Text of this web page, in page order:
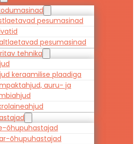
pesumasinad
pesumasinad
tehnika
keraamilise plaadiga
auru- ja
õhupuhastajad
õhupuhastajad